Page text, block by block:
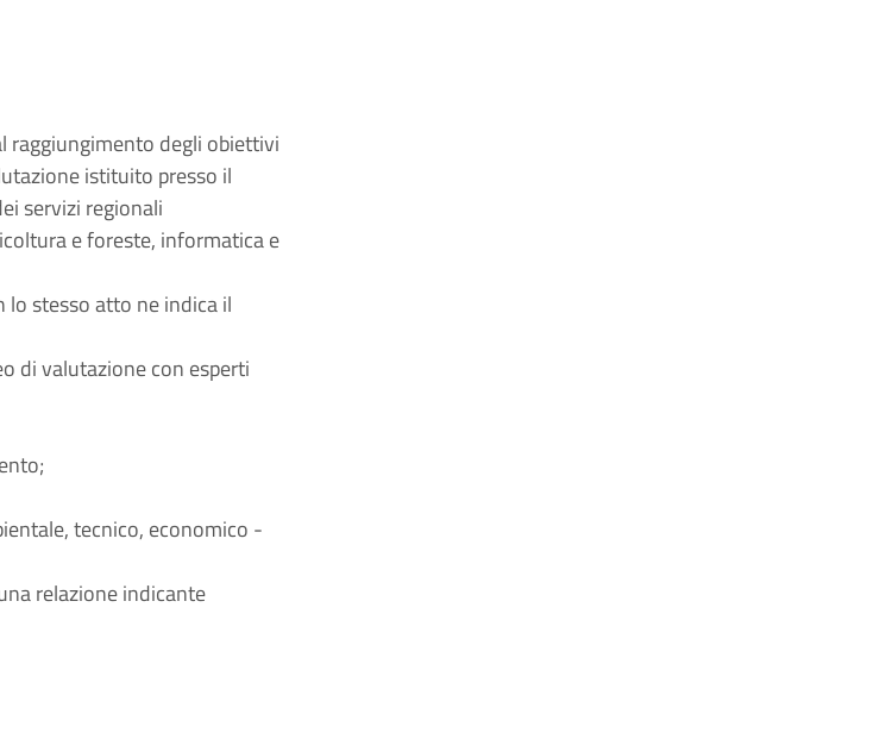
raggiungimento degli obiettivi
istituito presso il
servizi regionali
e foreste, informatica e
stesso atto ne indica il
di valutazione con esperti
tecnico, economico -
relazione indicante